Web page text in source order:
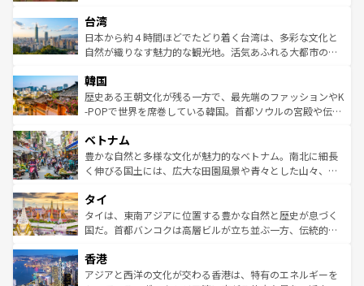
ならではの贅沢な旅のスタイルだ。 なお、新着のアメリカ
情報はコンテンツ一覧を参照してほしい。
れるおもてなしの心で訪れる人々を迎えてくれるハワイの
人々、おいしいローカルフードやハワイアンミュージッ
ク、伝統的なフラダンスなど、すべてがハワイの魅力を彩
ワイを、存分に味わってほしい。 なお、新着のハワイ情報
はコンテンツ一覧を参照してほしい。
リアリーフや大陸中央部にそびえるウルル（エアーズロッ
ク）、タスマニアの美しい原生林やケアンズの熱帯雨林な
ど、見どころがたくさん。また、カフェやワイン、オージ
いる。アクティビティも充実しており、サーフィンやダイ
ビング、ハイキングなど、アウトドア好きにはたまらな
い。オーストラリアの多彩な魅力を存分に味わいつくそ
参照してほしい。
台湾
日本から約４時間ほどでたどり着く台湾は、多彩な文化と
自然が織りなす魅力的な観光地。活気あふれる大都市の台
ン）、静ひつな山岳地帯である台湾東部など、都市の喧騒
と山間の静けさが共存しており、訪れる人に新しい発見と
驚きをもたらしてくれる。また、奥深い台湾の食文化も魅
容にもいいと評判のスイーツなど、バラエティ豊かな料理
が味わえる。 なお、新着の台湾情報は コンテンツ一覧を参
照してほしい。
韓国
歴史ある王朝文化が残る一方で、最先端のファッションやK
-POPで世界を席巻している韓国。首都ソウルの宮殿や伝統
き、地方に足を延ばせば四季折々の自然美を楽しむことが
できる。そして、キムチや焼肉、絶品のストリートフード
まで、さまざまな韓国料理が待っている。夜には、韓国な
リティに包まれながら、韓国の多彩な魅力を心ゆくまで味
わってみてほしい。 なお、新着の韓国情報はコンテンツ一
覧を参照してほしい。
ベトナム
豊かな自然と多様な文化が魅力的なベトナム。南北に細長
く伸びる国土には、広大な田園風景や青々とした山々、世
急速な発展と共に伝統が息づく。ハノイの古い町並みやホ
ーチミン市のフランス統治時代の建物も、独特の雰囲気を
醸し出している。また、バラエティの豊かさとおいしさで
とつ。フォーやバインミー、ベトナムコーヒーなどは、ぜ
ひ現地で味わいたい。どの地域を訪れてもあたたかい人々
タイ
タイは、東南アジアに位置する豊かな自然と歴史が息づく
国だ。首都バンコクは高層ビルが立ち並ぶ一方、伝統的な
の活気が交差している。北部ではチェンマイなどの山岳地
帯で自然と触れ合い、南部ではプーケットやクラビの美し
香港
アジアと西洋の文化が交わる香港は、特有のエネルギーを